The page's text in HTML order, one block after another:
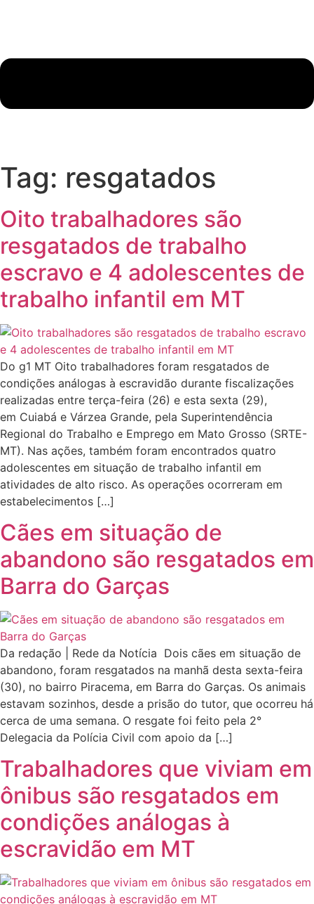
Tag: resgatados
Oito trabalhadores são
resgatados de trabalho
escravo e 4 adolescentes de
trabalho infantil em MT
Do g1 MT Oito trabalhadores foram resgatados de
condições análogas à escravidão durante fiscalizações
realizadas entre terça-feira (26) e esta sexta (29),
em Cuiabá e Várzea Grande, pela Superintendência
Regional do Trabalho e Emprego em Mato Grosso (SRTE-
MT). Nas ações, também foram encontrados quatro
adolescentes em situação de trabalho infantil em
atividades de alto risco. As operações ocorreram em
estabelecimentos […]
Cães em situação de
abandono são resgatados em
Barra do Garças
Da redação | Rede da Notícia Dois cães em situação de
abandono, foram resgatados na manhã desta sexta-feira
(30), no bairro Piracema, em Barra do Garças. Os animais
estavam sozinhos, desde a prisão do tutor, que ocorreu há
cerca de uma semana. O resgate foi feito pela 2°
Delegacia da Polícia Civil com apoio da […]
Trabalhadores que viviam em
ônibus são resgatados em
condições análogas à
escravidão em MT